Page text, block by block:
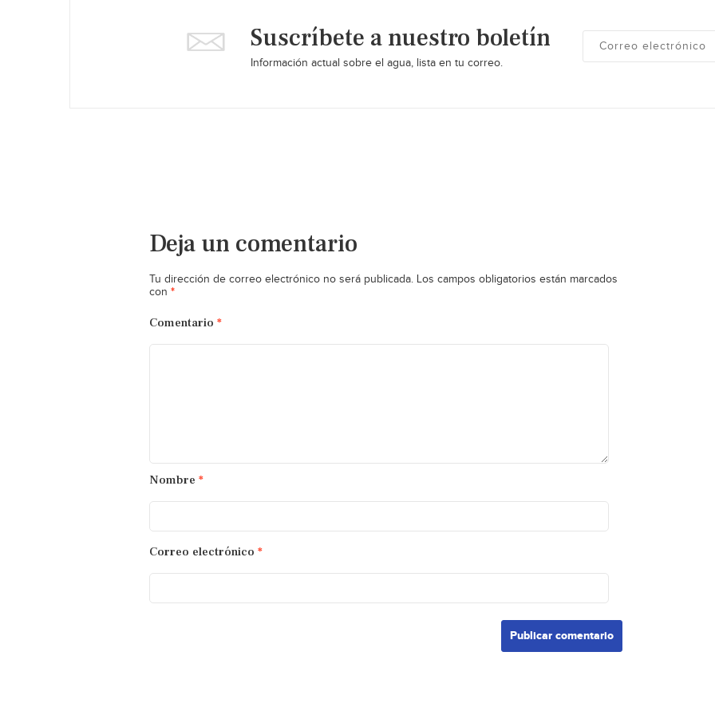
Suscríbete a nuestro boletín
Información actual sobre el agua, lista en tu correo.
Deja un comentario
Tu dirección de correo electrónico no será publicada. Los campos obligatorios están marcados
con *
Comentario *
Nombre *
Correo electrónico *